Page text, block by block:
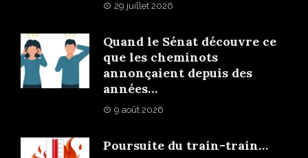
29 juillet 2026
Quand le Sénat découvre ce
que les cheminots
annonçaient depuis des
années…
9 août 2026
Poursuite du train-train…